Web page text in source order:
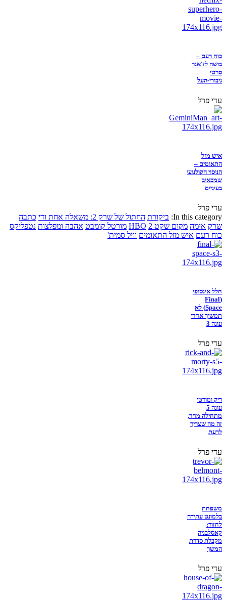
כוח רעם –
בושה לז'אנר
סרטי
גיבורי-העל
עדי פרל
איש מזל
התאומים –
הניסוי הקולנועי
שמכאיב
בעיניים
עדי פרל
In this category: ביקורת החתול של שרק 2: משאלה אחת ודי
כתבה
שרק אימה מקום שקט 2 HBO מורטל קומבט אהבה ומפלצות נטפליקס
כוח רעם איש מזל התאומים וויל סמית'
חלל אינסופי
(Final
Space) לא
תמשיך אחרי
עונה 3
עדי פרל
ריק ומורטי
עונה 5
מתחילה מחר,
זה מה שצריך
לדעת
עדי פרל
משפחת
בלמונט עתידה
לחזור:
קאסלבניה
מקבלת סדרת
המשך
עדי פרל